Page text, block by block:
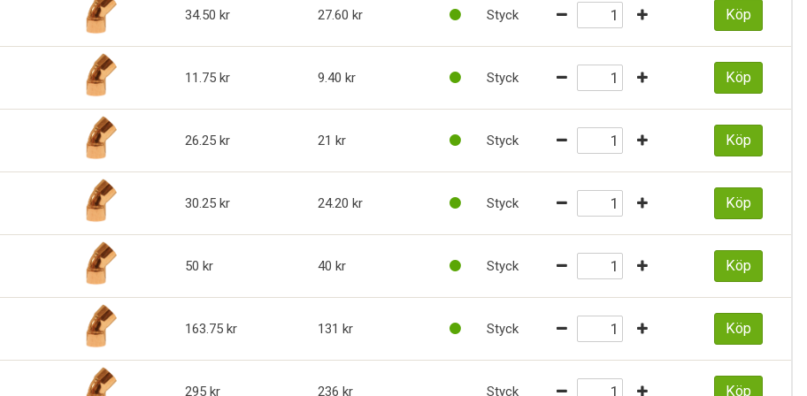
34.50 27.60 Styck Köp
11.75 9.40 Styck Köp
26.25 21 Styck Köp
30.25 24.20 Styck Köp
50 40 Styck Köp
163.75 131 Styck Köp
295 236 Styck Köp